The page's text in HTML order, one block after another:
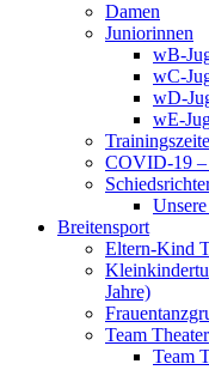
Damen
Juniorinnen
wB-
wC-
wD-
wE-
COVID-19 –
Breitensport
Eltern-Kind
Jahre)
Team Theater
Team